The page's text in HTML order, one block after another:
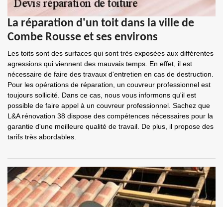
La réparation d'un toit dans la ville de
Combe Rousse et ses environs
Les toits sont des surfaces qui sont très exposées aux différentes
agressions qui viennent des mauvais temps. En effet, il est
nécessaire de faire des travaux d'entretien en cas de destruction.
Pour les opérations de réparation, un couvreur professionnel est
toujours sollicité. Dans ce cas, nous vous informons qu'il est
possible de faire appel à un couvreur professionnel. Sachez que
L&A rénovation 38 dispose des compétences nécessaires pour la
garantie d'une meilleure qualité de travail. De plus, il propose des
tarifs très abordables.